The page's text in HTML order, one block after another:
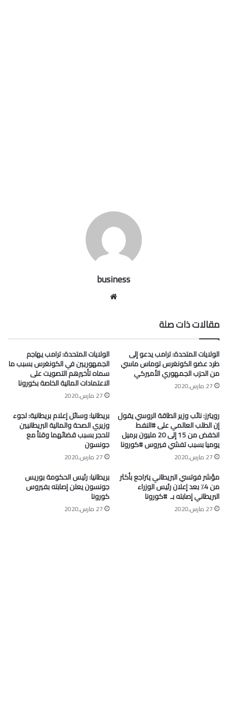
business
مقالات ذات صلة
الولايات المتحدة: ترامب يدعو إلى
طرد عضو الكونغرس توماس ماسي
من الحزب الجمهوري الأميركي
27 مارس,2020
الولايات المتحدة: ترامب يهاجم
الجمهوريين في الكونغرس بسبب ما
سماه تأخيرهم التصويت على
الاعتمادات المالية الخاصة بكورونا
27 مارس,2020
رويترز: نائب وزير الطاقة الروسي يقول
إن الطلب العالمي على #النفط
انخفض من 15 إلى 20 مليون برميل
يوميا بسبب تفشي فيروس #كورونا
27 مارس,2020
بريطانيا: وسائل إعلام بريطانية: لجوء
وزيري الصحة والمالية البريطانيين
للحجر بسبب قضائهما وقتاً مع
جونسون
27 مارس,2020
مؤشر فوتسي البريطاني يتراجع بأكثر
من 4٪ بعد إعلان رئيس الوزراء
البريطاني إصابته بـ ⁧ #كورونا⁩
27 مارس,2020
بريطانيا: رئيس الحكومة بوريس
جونسون يعلن إصابته بفيروس
كورونا
27 مارس,2020